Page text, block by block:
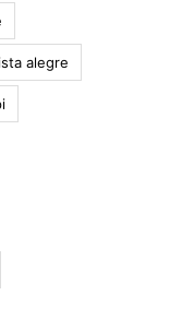
alegre